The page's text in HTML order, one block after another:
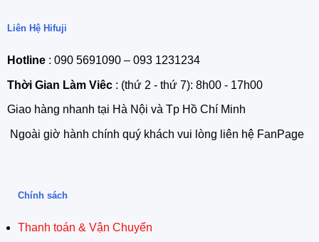
Liên Hệ Hifuji
Hotline: 090 5691090 – 093 1231234
Thời Gian Làm Viêc: (thứ 2 - thứ 7): 8h00 - 17h00
Giao hàng nhanh tại Hà Nội và Tp Hồ Chí Minh
Ngoài giờ hành chính quý khách vui lòng liên hệ FanPage
Chính sách
Thanh toán & Vận Chuyển